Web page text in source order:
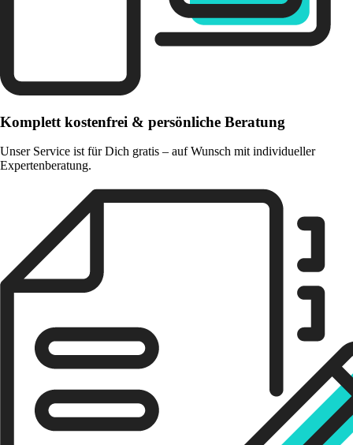
Komplett kostenfrei & persönliche Beratung
Unser Service ist für Dich gratis – auf Wunsch mit individueller
Expertenberatung.